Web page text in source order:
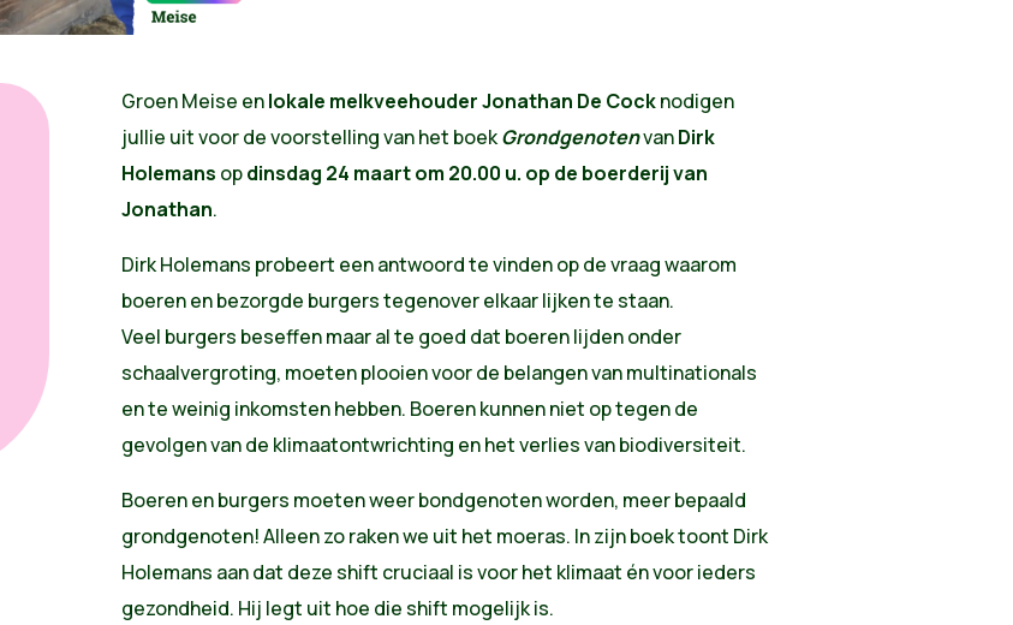
Groen Meise enlokale melkveehouderJonathan De Cocknodigen
jullie uit voor de voorstelling van het boekGrondgenotenvanDirk
Holemans opdinsdag 24 maart om 20.00 u. op de boerderij van
Jonathan.
Dirk Holemans probeert een antwoord te vinden op de vraag waarom
boeren en bezorgde burgers tegenover elkaar lijken te staan.
Veel burgers beseffen maar al te goed dat boeren lijden onder
schaalvergroting, moeten plooien voor de belangen van multinationals
en te weinig inkomsten hebben. Boeren kunnen niet op tegen de
gevolgen van de klimaatontwrichting en het verlies van biodiversiteit.
Boeren en burgers moeten weer bondgenoten worden, meer bepaald
grondgenoten! Alleen zo raken we uit het moeras. In zijn boek toont Dirk
Holemans aan dat deze shift cruciaal is voor het klimaat én voor ieders
gezondheid. Hij legt uit hoe die shift mogelijk is.